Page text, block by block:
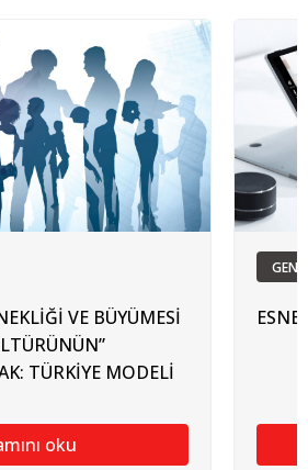
VE BÜYÜMESİ
TÜRKİYE MODELİ
oku